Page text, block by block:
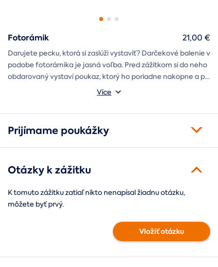
Fotorámik
Darujete pecku, ktorá si zaslúži vystaviť? Darčekové balenie v
podobe fotorámika je jasná voľba. Pred zážitkom si do neho
obdarovaný vystaví poukaz, ktorý ho poriadne nakopne a po
absolvovaní tam poputuje fotka zo zážitku, ktorá pri každom
Môžete vybrať z motívov balónový, tunelový a univerzálny
Více
21,00 €
Prijímame poukážky
Otázky k zážitku
K tomuto zážitku zatiaľ nikto nenapísal žiadnu otázku,
môžete byť prvý.
Vložiť otázku